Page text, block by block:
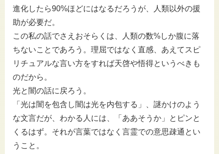
進化したら90%ほどにはなるだろうが、人類以外の援
助が必要だ。
この私の話でさえおそらくは、人類の数%しか腹に落
ちないことであろう。理屈ではなく直感、あえてスピ
リチュアルな言い方をすれば天啓や悟得というべきも
のだから。
光と闇の話に戻ろう。
「光は闇を包含し闇は光を内包する」、謎かけのよう
な文言だが、わかる人には、「ああそうか」とピンと
くるはず。それが言葉ではなく言霊での意思疎通とい
うこと。